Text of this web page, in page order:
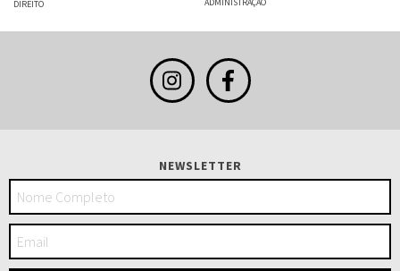
DIREITO
NEWSLETTER